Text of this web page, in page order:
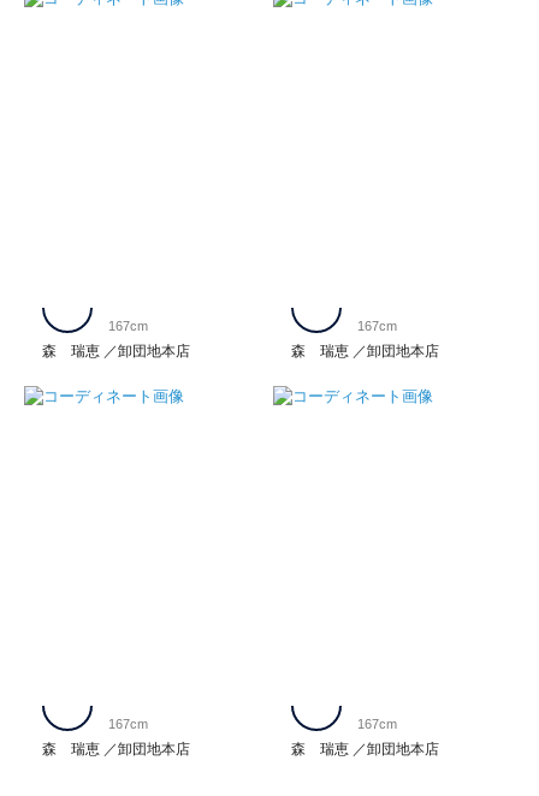
森 瑞恵 卸団地本店
167cm
森 瑞恵 卸団地本店
167cm
森 瑞恵 卸団地本店
167cm
森 瑞恵 卸団地本店
167cm